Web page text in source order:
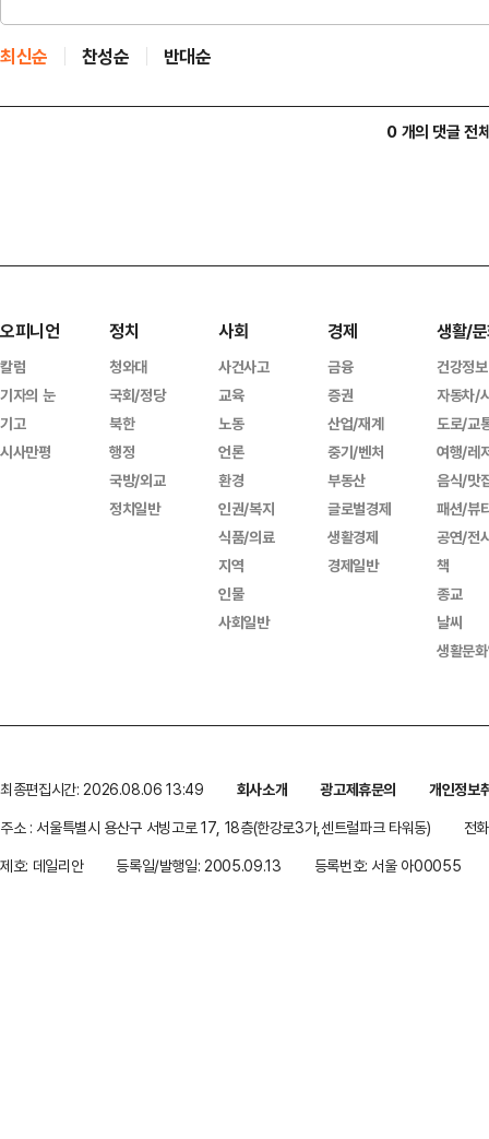
최신순 찬성순 반대순
0 개의 댓글 전
오피니언
칼럼
기자의 눈
기고
시사만평
정치
청와대
국회/정당
북한
행정
국방/외교
정치일반
사회
사건사고
교육
노동
언론
환경
인권/복지
식품/의료
지역
인물
사회일반
경제
금융
증권
산업/재계
중기/벤처
부동산
글로벌경제
생활경제
경제일반
생활/
건강정보
자동차/
도로/교
여행/레
음식/맛
패션/뷰
공연/전
책
종교
날씨
생활문
최종편집시간: 2026.08.06 13:49 회사소개 광고제휴문의
개인정보
주소 : 서울특별시 용산구 서빙고로 17, 18층(한강로3가,센트럴파크 타워동)
전
제호: 데일리안
등록일/발행일: 2005.09.13 등록번호: 서울 아00055